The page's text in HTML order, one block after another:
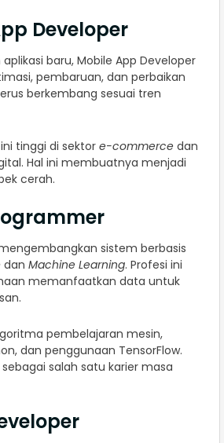
Developer
baru, Mobile App Developer
pembaruan, dan perbaikan
berkembang sesuai tren
tinggi di sektor e-commerce dan
Hal ini membuatnya menjadi
cerah.
sistem berbasis
dan Machine Learning. Profesi ini
memanfaatkan data untuk
pembelajaran mesin,
dan penggunaan TensorFlow.
salah satu karier masa